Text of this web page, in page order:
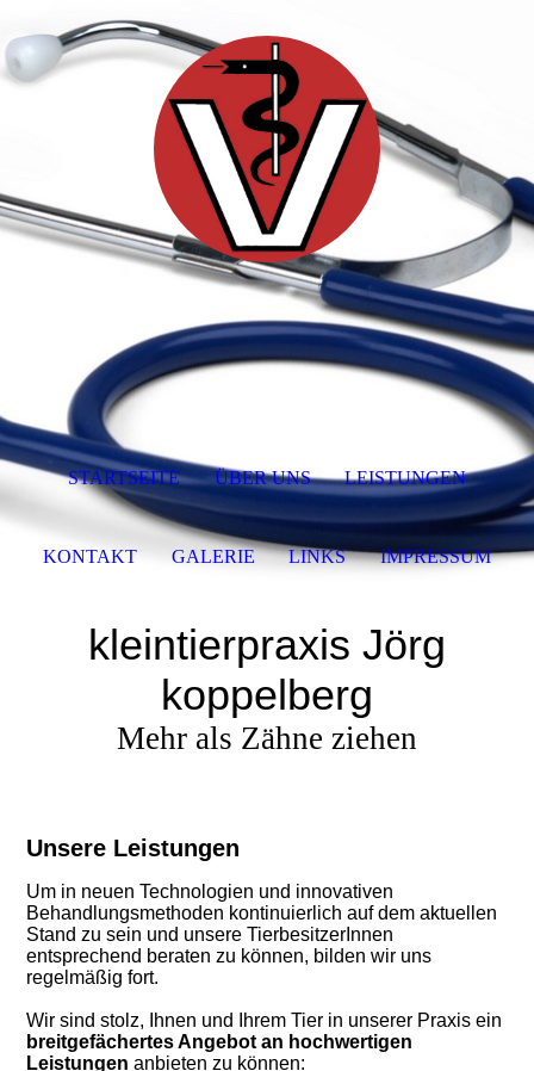
kleintierpraxis Jörg
koppelberg
Mehr als Zähne ziehen
Unsere Leistungen
Um in neuen Technologien und innovativen
Behandlungsmethoden kontinuierlich auf dem aktuellen
Stand zu sein und unsere TierbesitzerInnen
entsprechend beraten zu können, bilden wir uns
regelmäßig fort.
Wir sind stolz, Ihnen und Ihrem Tier in unserer Praxis ein
breitgefächertes Angebot an hochwertigen
Leistungenanbieten zu können:
STARTSEITE ÜBER UNS LEISTUNGEN
KONTAKT GALERIE LINKS IMPRESSUM